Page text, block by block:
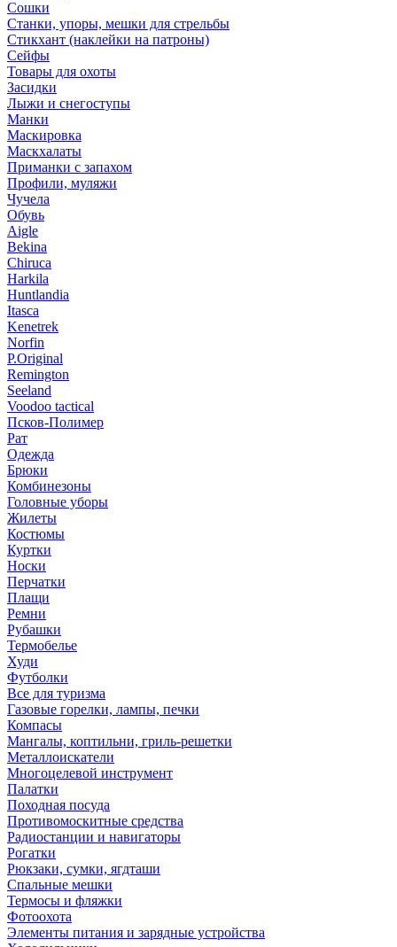
Сошки
Станки, упоры, мешки для стрельбы
Стикхант (наклейки на патроны)
Сейфы
Товары для охоты
Засидки
Лыжи и снегоступы
Манки
Маскировка
Маскхалаты
Приманки с запахом
Профили, муляжи
Чучела
Обувь
Aigle
Bekina
Chiruсa
Harkila
Huntlandia
Itasca
Kenetrek
Norfin
P.Original
Remington
Seeland
Voodoo tactical
Псков-Полимер
Рат
Одежда
Брюки
Комбинезоны
Головные уборы
Жилеты
Костюмы
Куртки
Носки
Перчатки
Плащи
Ремни
Рубашки
Термобелье
Худи
Футболки
Все для туризма
Газовые горелки, лампы, печки
Компасы
Мангалы, коптильни, гриль-решетки
Металлоискатели
Многоцелевой инструмент
Палатки
Походная посуда
Противомоскитные средства
Радиостанции и навигаторы
Рогатки
Рюкзаки, сумки, ягдташи
Спальные мешки
Термосы и фляжки
Фотоохота
Элементы питания и зарядные устройства